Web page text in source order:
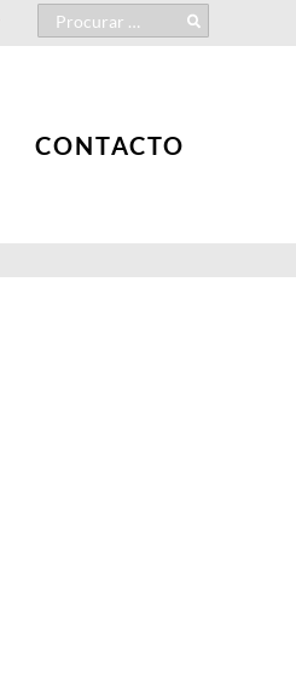
Search
for:
CONTACTO